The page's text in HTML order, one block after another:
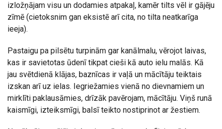
izložņājam visu un dodamies atpakaļ, kamēr tilts vēl ir gājēju
zīmē (cietoksnim gan eksistē arī cita, no tilta neatkarīga
ieeja).
Pastaigu pa pilsētu turpinām gar kanālmalu, vērojot laivas,
kas ir savietotas ūdenī tikpat cieši kā auto ielu malās. Kā
jau svētdienā klājas, baznīcas ir vaļā un mācītāju teiktais
izskan arī uz ielas. Iegriežamies vienā no dievnamiem un
mirklīti paklausāmies, drīzāk pavērojam, mācītāju. Viņš runā
kaismīgi, izteiksmīgi, balsī teikto nostiprinot ar žestiem.